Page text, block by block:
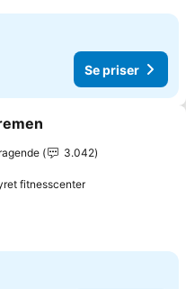
Se priser
favoritter
3.042
fitnesscenterSe priser